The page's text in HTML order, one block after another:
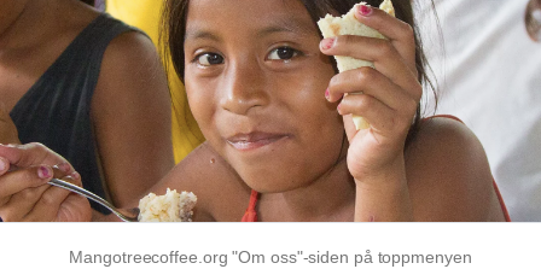
Mangotreecoffee.org "Om oss"-siden på toppmenyen